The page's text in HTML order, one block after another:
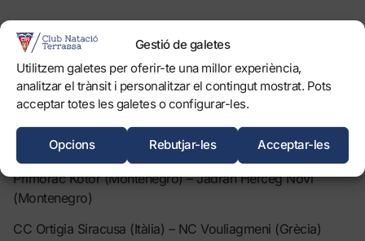
Gestió de galetes
Utilitzem galetes per oferir-te una millor experiència,
analitzar el trànsit i personalitzar el contingut mostrat. Pots
acceptar totes les galetes o configurar-les.
Acceptar-les
Rebutjar-les
Opcions
TRES ELIMINATÒRIES MÉS
Els altres tres aparellaments de quarts de final de l’Euro
Cup de waterpolo són:
Team Strasbourg (França) – CN Marsella (França)
Primorac Kotor (Montenegro) – Jadran Herceg Novi
(Montenegro)
CC Ortigia Siracusa (Itàlia) – NC Vouliagmeni (Grècia)